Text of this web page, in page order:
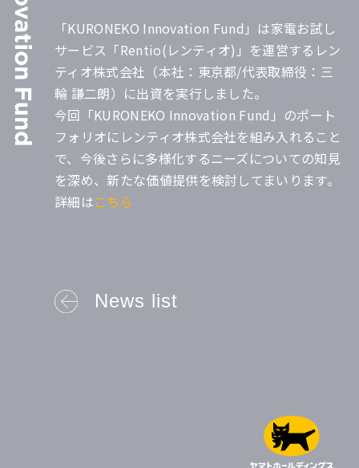
「KURONEKO Innovation Fund」は家電お試し
サービス「Rentio(レンティオ)」を運営するレン
ティオ株式会社（本社：東京都/代表取締役：三
輪 謙二朗）に出資を実行しました。
今回「KURONEKO Innovation Fund」のポート
フォリオにレンティオ株式会社を組み入れること
で、今後さらに多様化するニーズについての知見
を深め、新たな価値提供を検討してまいります。
詳細はこちら
News list